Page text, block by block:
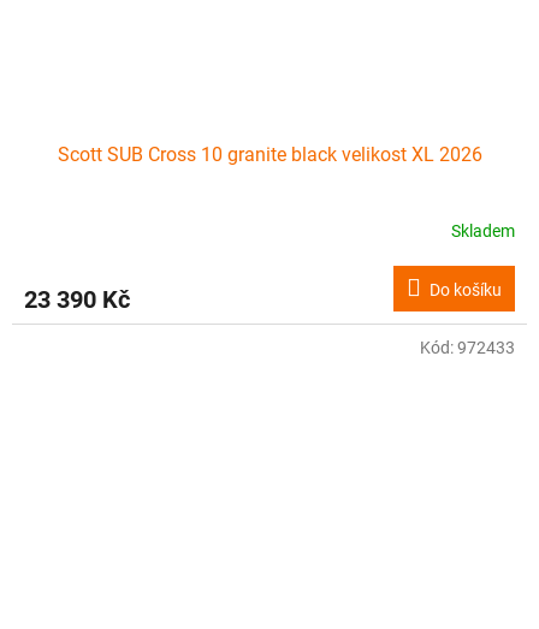
Scott SUB Cross 10 granite black velikost XL 2026
Skladem
23 390 Kč Do košíku
Kód:972433